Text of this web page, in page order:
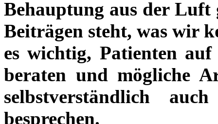
Behauptung aus der
Beiträgen steht, was wir
es wichtig, Patienten
beraten und mögliche
selbstverständlich
besprechen.